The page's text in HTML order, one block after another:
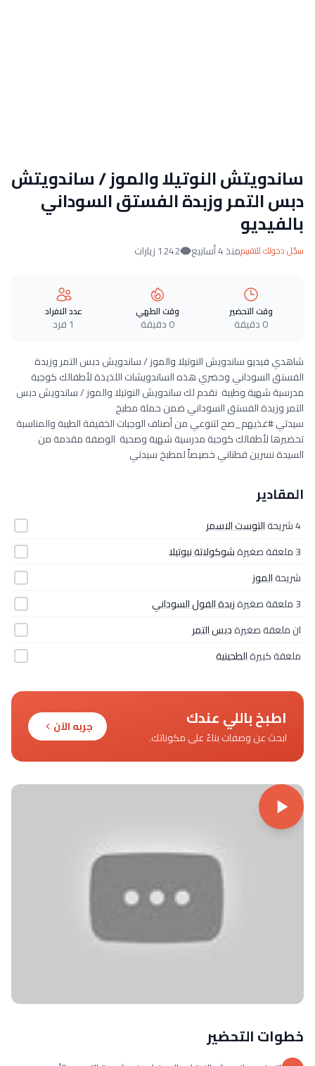
ساندويتش النوتيلا والموز / ساندويتش
دبس التمر وزبدة الفستق السوداني
بالفيديو
سجّل دخولك للتقييممنذ 4 أسابيع 1242 زيارات
وقت التحضير
0 دقيقة
وقت الطهي
0 دقيقة
عدد الافراد
1 فرد
شاهدي فيديو ساندويش النوتيلا والموز / ساندويش دبس التمر وزيدة
الفستق السوداني وحضري هذه الساندويشات اللذيذة لأطفالك كوجبة
مدرسية شهية وطيبة نقدم لك ساندويش النوتيلا والموز / ساندويش دبس
التمر وزيدة الفستق السوداني ضمن حملة مطبخ
سيدتي #غذيهم_صح لتنوعي من أصناف الوجبات الخفيفة الطيبة والمناسبة
تحضيرها لأطفالك كوجبة مدرسية شهية وصحية الوصفة مقدمة من
السيدة نسرين قطناني خصيصاً لمطبخ سيدتي
المقادير
4 شريحة
التوست الاسمر
3 ملعقة صغيرة
شوكولاتة نيوتيلا
شريحةالموز
3 ملعقة صغيرة
زبدة الفول السوداني
ان ملعقة صغيرةدبس التمر
ملعقة كبيرةالطحينية
اطبخ باللي عندك
ابحث عن وصفات بناءً على مكوناتك.
جربه الآن
خطوات التحضير